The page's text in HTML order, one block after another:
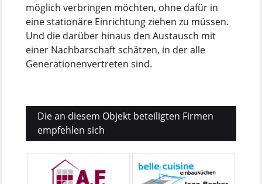
möglich verbringen möchten, ohne dafür in
eine stationäre Einrichtung ziehen zu müssen.
Und die darüber hinaus den Austausch mit
einer Nachbarschaft schätzen, in der alle
Generationenvertreten sind.
Die an diesem Objekt beteiligten Firmen
empfehlen sich